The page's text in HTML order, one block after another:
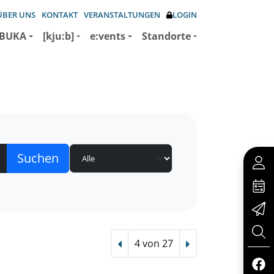
UNS KONTAKT VERANSTALTUNGEN LOGIN
[kju:b] e:vents Standorte
Vorheriger Treffer
4 von 27 Nächster Treffer